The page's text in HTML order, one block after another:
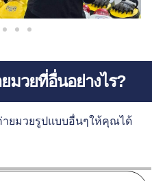
มวยที่อื่นอย่างไร?
ค่ายมวยรูปแบบอื่นๆให้คุณได้